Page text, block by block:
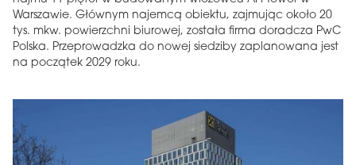
Warszawie. Głównym najemcą obiektu, zajmując około 20
tys. mkw. powierzchni biurowej, została firma doradcza PwC
Polska. Przeprowadzka do nowej siedziby zaplanowana jest
na początek 2029 roku.